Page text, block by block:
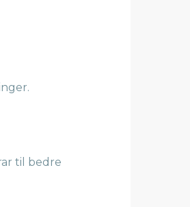
til bedre